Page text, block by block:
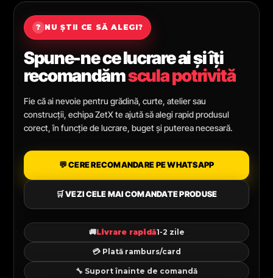
? NU ȘTII CE SĂ ALEGI?
Spune-ne ce lucrare ai și îți
recomandămscula potrivită
Fie că ai nevoie pentru grădină, curte, atelier sau
construcții, echipa ZetX te ajută să alegi rapid produsul
corect, în funcție de lucrare, buget și puterea necesară.
💬 CERE RECOMANDARE PE WHATSAPP
🛒 VEZI CELE MAI COMANDATE PRODUSE
🚚Livrare rapidă1-2 zile
💳 Plată ramburs/card
🔧 Suport înainte de comandă